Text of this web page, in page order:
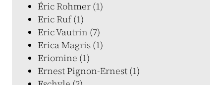
Éric Rohmer (1)
Eric Ruf (1)
Eric Vautrin (7)
Erica Magris (1)
Eriomine (1)
Ernest Pignon-Ernest (1)